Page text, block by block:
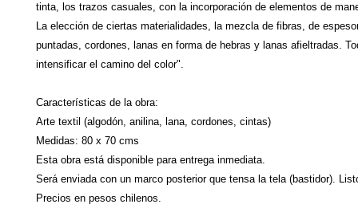
tinta, los trazos casuales, con la incorporación de elementos de
La elección de ciertas materialidades, la mezcla de fibras, de
puntadas, cordones, lanas en forma de hebras y lanas afieltradas.
intensificar el camino del color".
Características de la obra:
Arte textil (algodón, anilina, lana, cordones, cintas)
Medidas: 80 x 70 cms
Esta obra está disponible para entrega inmediata.
Será enviada con un marco posterior que tensa la tela (bastidor).